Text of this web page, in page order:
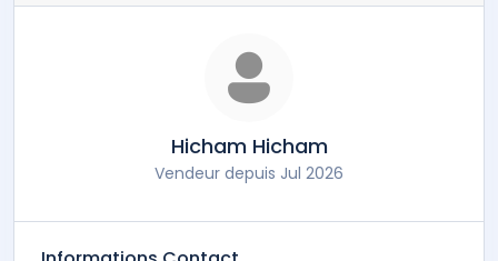
Hicham Hicham
Vendeur depuis Jul 2026